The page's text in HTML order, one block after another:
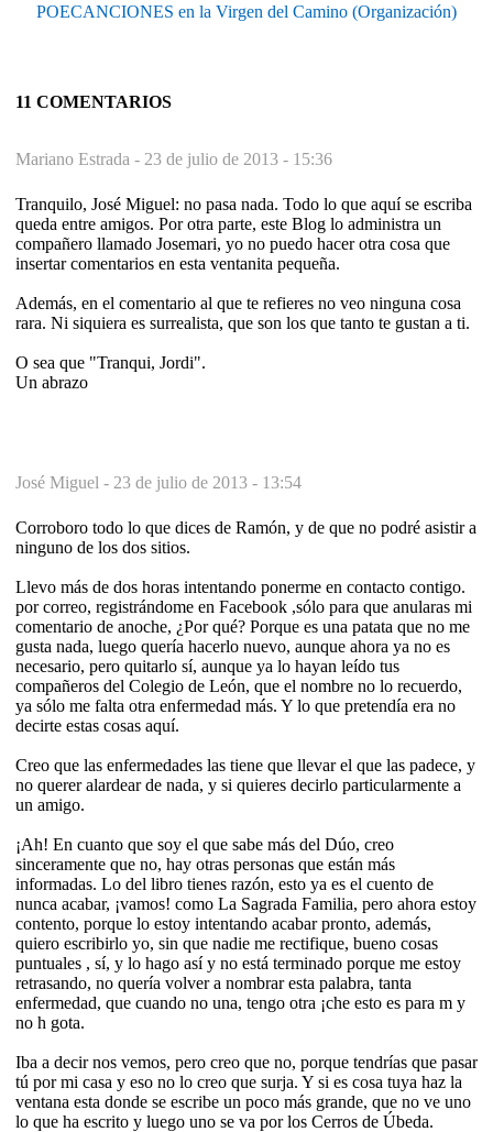
POECANCIONES en la Virgen del Camino (Organización)
11 COMENTARIOS
Mariano Estrada - 23 de julio de 2013 - 15:36
Tranquilo, José Miguel: no pasa nada. Todo lo que aquí se escriba
queda entre amigos. Por otra parte, este Blog lo administra un
compañero llamado Josemari, yo no puedo hacer otra cosa que
insertar comentarios en esta ventanita pequeña.
Además, en el comentario al que te refieres no veo ninguna cosa
rara. Ni siquiera es surrealista, que son los que tanto te gustan a ti.
O sea que "Tranqui, Jordi".
Un abrazo
José Miguel - 23 de julio de 2013 - 13:54
Corroboro todo lo que dices de Ramón, y de que no podré asistir a
ninguno de los dos sitios.
Llevo más de dos horas intentando ponerme en contacto contigo.
por correo, registrándome en Facebook ,sólo para que anularas mi
comentario de anoche, ¿Por qué? Porque es una patata que no me
gusta nada, luego quería hacerlo nuevo, aunque ahora ya no es
necesario, pero quitarlo sí, aunque ya lo hayan leído tus
compañeros del Colegio de León, que el nombre no lo recuerdo,
ya sólo me falta otra enfermedad más. Y lo que pretendía era no
decirte estas cosas aquí.
Creo que las enfermedades las tiene que llevar el que las padece, y
no querer alardear de nada, y si quieres decirlo particularmente a
un amigo.
¡Ah! En cuanto que soy el que sabe más del Dúo, creo
sinceramente que no, hay otras personas que están más
informadas. Lo del libro tienes razón, esto ya es el cuento de
nunca acabar, ¡vamos! como La Sagrada Familia, pero ahora estoy
contento, porque lo estoy intentando acabar pronto, además,
quiero escribirlo yo, sin que nadie me rectifique, bueno cosas
puntuales , sí, y lo hago así y no está terminado porque me estoy
retrasando, no quería volver a nombrar esta palabra, tanta
enfermedad, que cuando no una, tengo otra ¡che esto es para m y
no h gota.
Iba a decir nos vemos, pero creo que no, porque tendrías que pasar
tú por mi casa y eso no lo creo que surja. Y si es cosa tuya haz la
ventana esta donde se escribe un poco más grande, que no ve uno
lo que ha escrito y luego uno se va por los Cerros de Úbeda.